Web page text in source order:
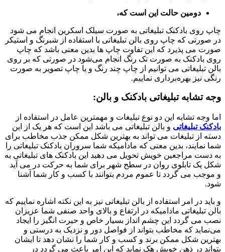
دومین حالت این است که،
چاپ روی بادکنک تبلیغاتی به صورت سیلک اسکرین انجام می شود
در صورتی که چاپ روی بالن تبلیغاتی با استفاده از شبرنگ و استیکر
صورت می پذیرد که این تفاوت چاپ ها بدین معنی باشد که چاپ
روی بادکنک به صورت تک رنگ انجام می‌شود در صورتی که بر روی
بالن تبلیغاتی می توانیم از چاپ چند رنگ و یا چاپ تصویر به صورت
رنگی نیز بهره‌برداری نماییم.
وجه تشابه تبلیغاتی بادکنک و بالن:
اما وجه تشابه این دو نوع تبلیغات و مهمترین عامل در استفاده از
بادکنک تبلیغاتی و بالن تبلیغاتی می باشد این است که هر یک از این
دسته از تبلیغات می تواند به بهترین شکل ممکن جذب مخاطب برای
شما نمایند، بدین معنی که مادامیکه شما سروران بادکنک تبلیغاتی را
به دست مراجعین خویش تحویل می دهید این بادکنک های تبلیغاتی به
شکل یک تابلوی روان در سطح شهر برای شما به حرکت در می آید
و موجب می گردد تا عموم مردم بتوانند با کسب و کار شما آشنا
شود.
و باید در امر استفاده از بالن تبلیغاتی نیز به این نکته اشاره نماییم که
بالن تبلیغاتی مادامیکه در ارتفاع و بالای واحد صنفی شما عزیزان
نصب می گردد این چشم انداز بسیار خاص و حیرت انگیز را ایجاد
می‌نماید که مخاطب بتواند از فواصل دور و نزدیک به درستی و
بهترین شکل ممکن برند و کسب و کار شما را نشان دهد تا ایشان
بتواند در ذهن خویش هک نماید که این امر باعث می گردد در